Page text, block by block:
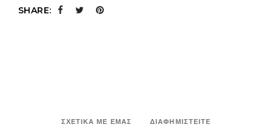
SHARE:
ΣΧΕΤΙΚΑ ΜΕ ΕΜΑΣ ΔΙΑΦΗΜΙΣΤΕΙΤΕ